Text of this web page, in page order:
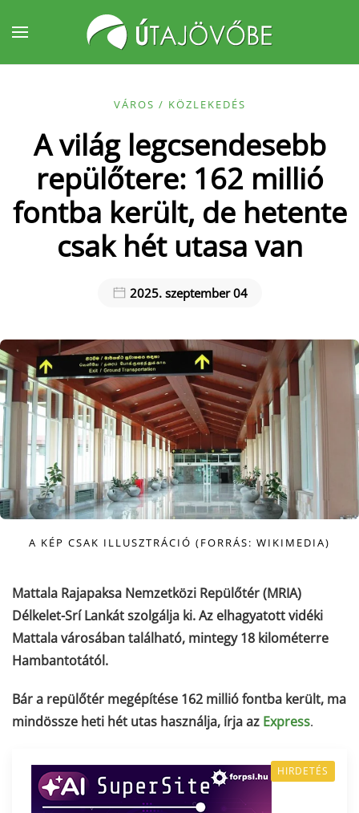
Fő tartalom átugrása
VÁROS / KÖZLEKEDÉS
A világ legcsendesebb
repülőtere: 162 millió
fontba került, de hetente
csak hét utasa van
2025. szeptember 04
A KÉP CSAK ILLUSZTRÁCIÓ (FORRÁS: WIKIMEDIA)
Mattala Rajapaksa Nemzetközi Repülőtér (MRIA)
Délkelet-Srí Lankát szolgálja ki. Az elhagyatott vidéki
Mattala városában található, mintegy 18 kilométerre
Hambantotától.
Bár a repülőtér megépítése 162 millió fontba került, ma
mindössze heti hét utas használja, írja az Express.
HIRDETÉS